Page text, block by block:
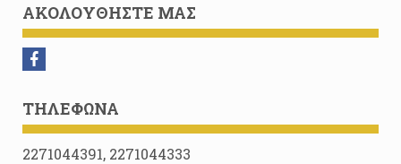
ΑΚΟΛΟΥΘΉΣΤΕ ΜΑΣ
ΤΗΛΈΦΩΝΑ
2271044391, 2271044333